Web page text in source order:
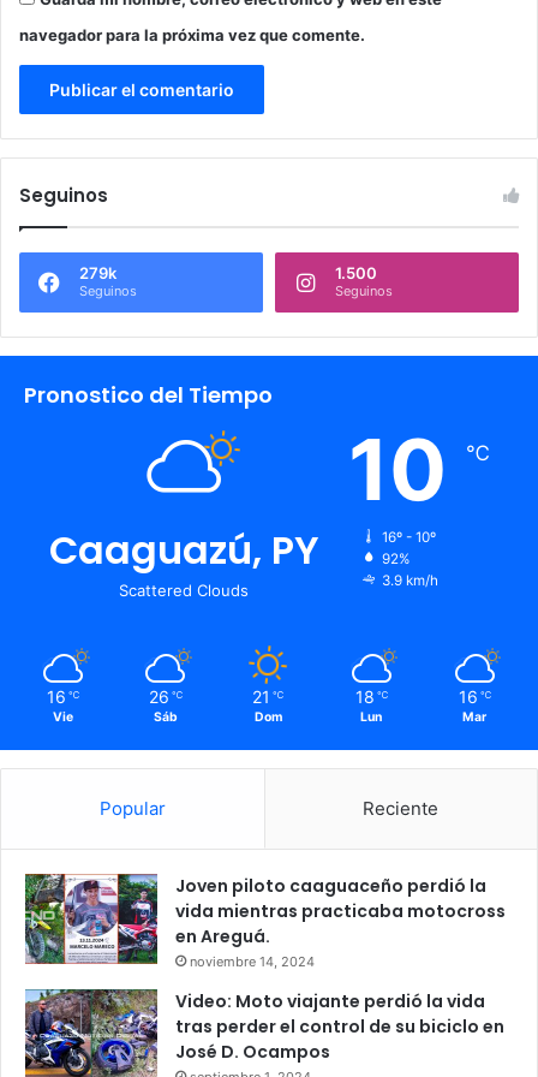
navegador para la próxima vez que comente.
Seguinos
279k
Seguinos
1.500
Seguinos
Pronostico del Tiempo
Caaguazú, PY
Scattered Clouds
10 ℃
16º - 10º
92%
3.9 km/h
16 ℃
Vie
26 ℃
Sáb
21 ℃
Dom
18 ℃
Lun
16 ℃
Mar
Popular Reciente
Joven piloto caaguaceño perdió la
vida mientras practicaba motocross
en Areguá.
noviembre 14, 2024
Video: Moto viajante perdió la vida
tras perder el control de su biciclo en
José D. Ocampos